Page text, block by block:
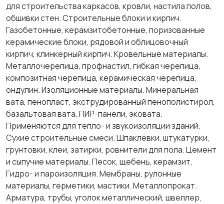
для строительства каркасов, кровли, настила полов,
обшивки стен. Строительные блоки и кирпич.
Газобетонные, керамзитобетонные, поризованные
керамические блоки, рядовой и облицовочный
кирпич, клинкерный кирпич. Кровельные материалы.
Металлочерепица, профнастил, гибкая черепица,
композитная черепица, керамическая черепица,
ондулин. Изоляционные материалы. Минеральная
вата, пенопласт, экструдированный пенополистирол,
базальтовая вата, ПИР-панели, эковата.
Применяются для тепло- и звукоизоляции зданий.
Сухие строительные смеси. Шпаклёвки, штукатурки,
грунтовки, клеи, затирки, ровнители для пола. Цемент
и сыпучие материалы. Песок, щебень, керамзит.
Гидро- и пароизоляция. Мембраны, рулонные
материалы, герметики, мастики. Металлопрокат.
Арматура, трубы, уголок металлический, швеллер,